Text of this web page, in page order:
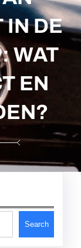
IN DE
WAT
EN
Search